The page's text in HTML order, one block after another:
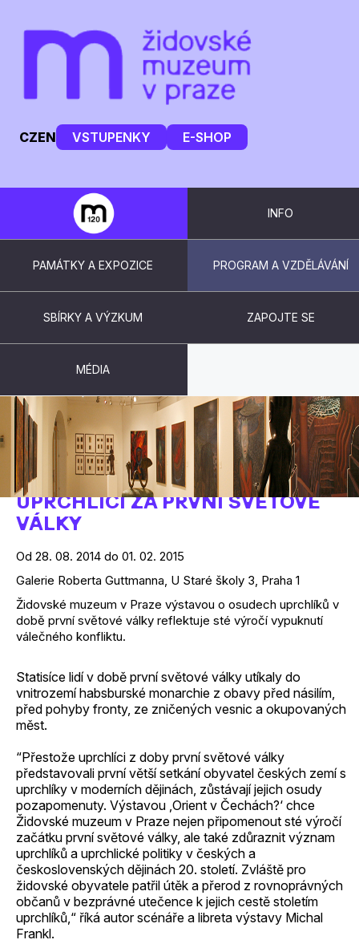
CZEN VSTUPENKY E-SHOP
INFO
PAMÁTKY A EXPOZICE PROGRAM A VZDĚLÁVÁNÍ
SBÍRKY A VÝZKUM ZAPOJTE SE
MÉDIA
ORIENT V ČECHÁCH? ŽIDOVŠTÍ
UPRCHLÍCI ZA PRVNÍ SVĚTOVÉ
VÁLKY
Od 28. 08. 2014 do 01. 02. 2015
Galerie Roberta Guttmanna, U Staré školy 3, Praha 1
Židovské muzeum v Praze výstavou o osudech uprchlíků v
době první světové války reflektuje sté výročí vypuknutí
válečného konfliktu.
Statisíce lidí v době první světové války utíkaly do
vnitrozemí habsburské monarchie z obavy před násilím,
před pohyby fronty, ze zničených vesnic a okupovaných
měst.
“Přestože uprchlíci z doby první světové války
představovali první větší setkání obyvatel českých zemí s
uprchlíky v moderních dějinách, zůstávají jejich osudy
pozapomenuty. Výstavou ‚Orient v Čechách?‘ chce
Židovské muzeum v Praze nejen připomenout sté výročí
začátku první světové války, ale také zdůraznit význam
uprchlíků a uprchlické politiky v českých a
československých dějinách 20. století. Zvláště pro
židovské obyvatele patřil útěk a přerod z rovnoprávných
občanů v bezprávné utečence k jejich cestě stoletím
uprchlíků,“ říká autor scénáře a libreta výstavy Michal
Frankl.